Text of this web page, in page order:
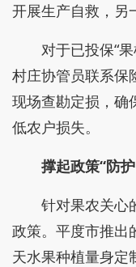
开展生产自救，另
对于已投保“
村庄协管员联系保
现场查勘定损，确
低农户损失。
撑起政策“防
针对果农关心
政策。平度市推出
天水果种植量身定